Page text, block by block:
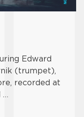
Edward
(trumpet),
recorded at
…